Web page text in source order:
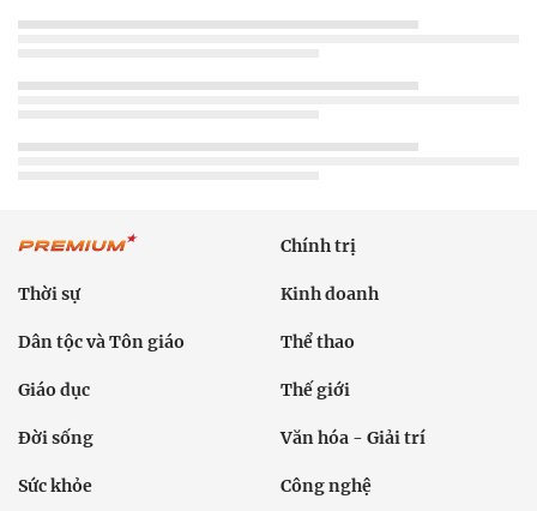
Chính trị
Thời sự Kinh doanh
Dân tộc và Tôn giáo Thể thao
Giáo dục Thế giới
Đời sống Văn hóa - Giải trí
Sức khỏe Công nghệ